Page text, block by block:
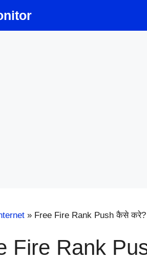
» Free Fire Rank Push कैसे
Fire Rank